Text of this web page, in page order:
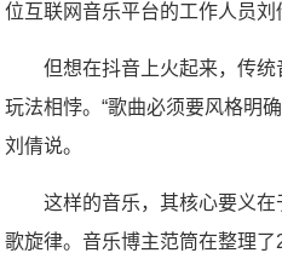
位互联网音乐平台的工作人员刘
但想在抖音上火起来，传统
玩法相悖。“歌曲必须要风格明
刘倩说。
这样的音乐，其核心要义在
歌旋律。音乐博主范筒在整理